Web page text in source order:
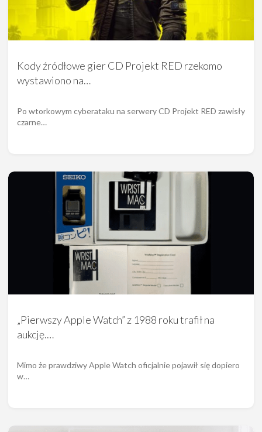
Kody źródłowe gier CD Projekt RED rzekomo
wystawiono na…
Po wtorkowym cyberataku na serwery CD Projekt RED zawisły
czarne…
„Pierwszy Apple Watch” z 1988 roku trafił na
aukcję.…
Mimo że prawdziwy Apple Watch oficjalnie pojawił się dopiero
w…